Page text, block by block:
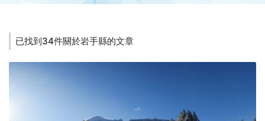
已找到34件關於岩手縣的文章